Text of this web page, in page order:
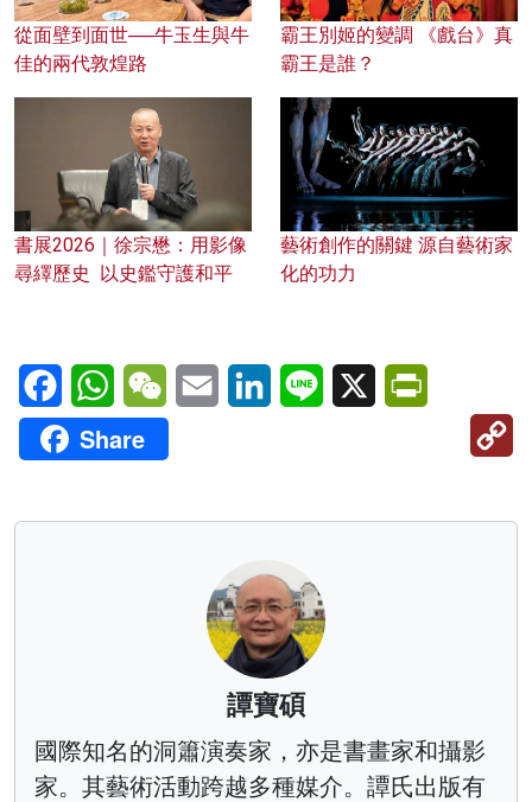
從面壁到面世──牛玉生與牛
佳的兩代敦煌路
霸王別姬的變調 《戲台》真
霸王是誰？
書展2026｜徐宗懋：用影像
尋繹歷史 以史鑑守護和平
藝術創作的關鍵 源自藝術家
化的功力
FacebookWhatsAppWeChatEmail LinkedInLine X
Share
譚寶碩
國際知名的洞簫演奏家，亦是書畫家和攝影
家。其藝術活動跨越多種媒介。譚氏出版有